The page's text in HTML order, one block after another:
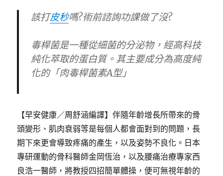
該打皮秒嗎?術前諮詢功課做了沒?
毒桿菌是一種從細菌的分泌物，經高科技
純化萃取的蛋白質。其主要成分為高度純
化的「肉毒桿菌素A型」
【早安健康／周舒涵編譯】伴隨年齡增長所帶來的骨
頭變形、肌肉衰弱等是每個人都會面對到的問題，長
期下來更會導致疼痛的產生，以及姿勢不良化。日本
專研運動的骨科醫師金岡恆治，以及腰痛治療專家西
良浩一醫師，將教授四招簡單體操，便可無視年齡的